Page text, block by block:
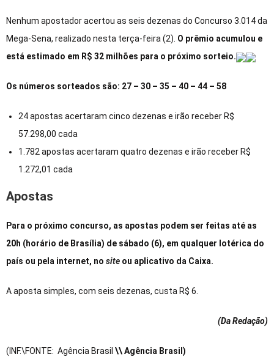
Nenhum apostador acertou as seis dezenas do Concurso 3.014 da
Mega-Sena, realizado nesta terça-feira (2). O prêmio acumulou e
está estimado em R$ 32 milhões para o próximo sorteio.
Os números sorteados são: 27 – 30 – 35 – 40 – 44 – 58
24 apostas acertaram cinco dezenas e irão receber R$
57.298,00 cada
1.782 apostas acertaram quatro dezenas e irão receber R$
1.272,01 cada
Apostas
Para o próximo concurso, as apostas podem ser feitas até as
20h (horário de Brasília) de sábado (6), em qualquer lotérica do
país ou pela internet, no site ou aplicativo da Caixa.
A aposta simples, com seis dezenas, custa R$ 6.
(Da Redação)
(INF.\FONTE: Agência Brasil \\ Agência Brasil)